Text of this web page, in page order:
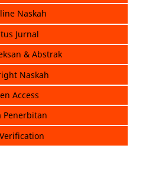
Naskah
Jurnal
& Abstrak
Naskah
Access
Penerbitan